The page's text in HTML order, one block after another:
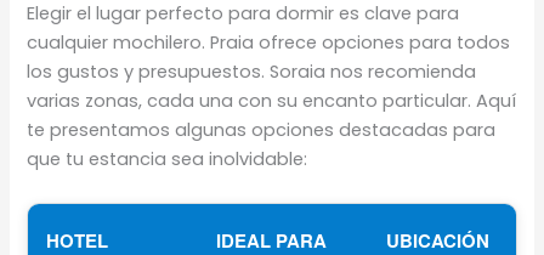
Elegir el lugar perfecto para dormir es clave para
cualquier mochilero. Praia ofrece opciones para todos
los gustos y presupuestos. Soraia nos recomienda
varias zonas, cada una con su encanto particular. Aquí
te presentamos algunas opciones destacadas para
que tu estancia sea inolvidable:
HOTEL IDEAL PARA UBICACIÓN